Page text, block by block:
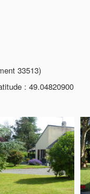
33513)
: 49.04820900